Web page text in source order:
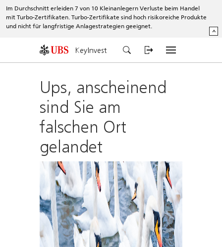
Im Durchschnitt erleiden 7 von 10 Kleinanlegern Verluste beim Handel
mit Turbo-Zertifikaten. Turbo-Zertifikate sind hoch risikoreiche Produkte
und nicht für langfristige Anlagestrategien geeignet.
^
KeyInvest
Ups, anscheinend
sind Sie am
falschen Ort
gelandet